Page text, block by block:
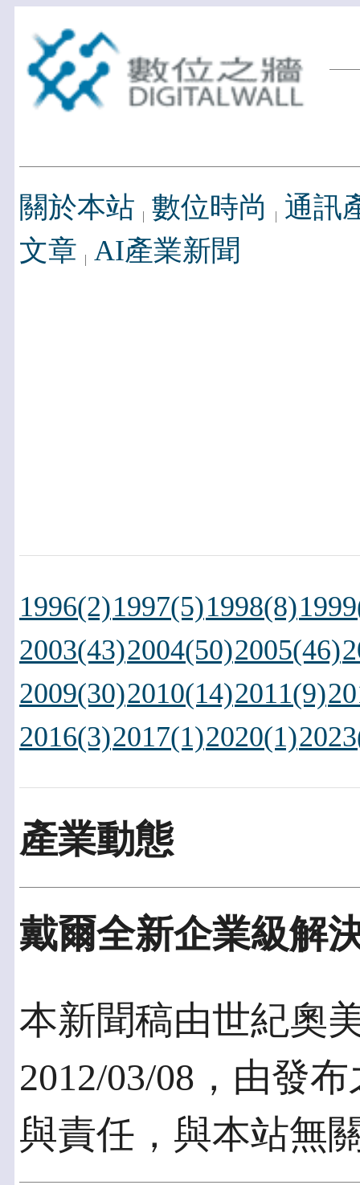
關於本站 數位時尚
通訊
文章 AI產業新聞
1996(2)1997(5)1998(8)
2003(43)2004(50)2005(46)
2009(30)2010(14)2011(9)
2016(3)2017(1)2020(1)
產業動態
戴爾全新企業級解
本新聞稿由世紀奧
2012/03/08，由發
與責任，與本站無